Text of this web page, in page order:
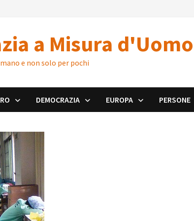
a Misura d'Uomo
e non solo per pochi
DEMOCRAZIA EUROPA PERSONE